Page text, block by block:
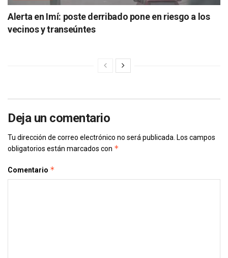
Alerta en Imí: poste derribado pone en riesgo a los
vecinos y transeúntes
Deja un comentario
Tu dirección de correo electrónico no será publicada. Los campos
obligatorios están marcados con *
Comentario *